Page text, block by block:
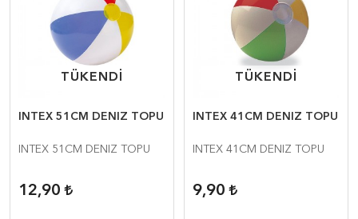
TÜKENDİ
TÜKENDİ
INTEX 51CM DENIZ TOPU
INTEX 51CM DENIZ TOPU
12,90
TÜKENDİ
TÜKENDİ
INTEX 41CM DENIZ TOPU
INTEX 41CM DENIZ TOPU
9,90